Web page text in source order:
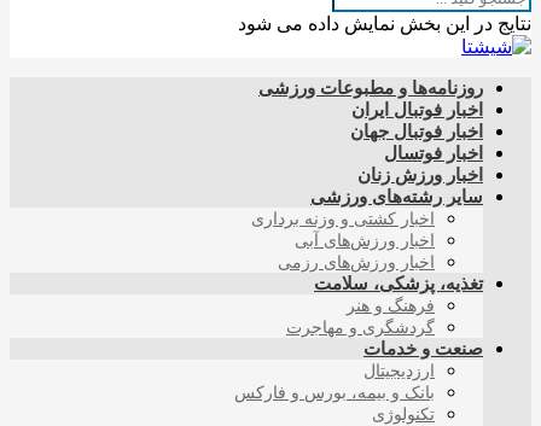
نتایج در این بخش نمایش داده می شود
روزنامه‌ها و مطبوعات ورزشی
اخبار فوتبال ایران
اخبار فوتبال جهان
اخبار فوتسال
اخبار ورزش زنان
سایر رشته‌های ورزشی
اخبار کشتی و وزنه برداری
اخبار ورزش‌های آبی
اخبار ورزش‌های رزمی
تغذیه، پزشکی، سلامت
فرهنگ و هنر
گردشگری و مهاجرت
صنعت و خدمات
ارزدیجیتال
بانک و بیمه، بورس و فارکس
تکنولوژی